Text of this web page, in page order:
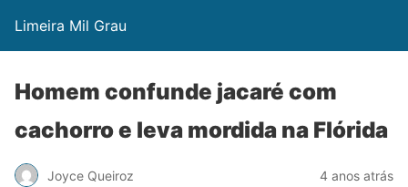
Limeira Mil Grau
Homem confunde jacaré com
cachorro e leva mordida na Flórida
Joyce Queiroz 4 anos atrás